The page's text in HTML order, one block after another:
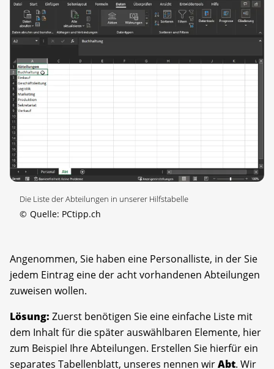
Die Liste der Abteilungen in unserer Hilfstabelle
© Quelle: PCtipp.ch
Angenommen, Sie haben eine Personalliste, in der Sie
jedem Eintrag eine der acht vorhandenen Abteilungen
zuweisen wollen.
Lösung: Zuerst benötigen Sie eine einfache Liste mit
dem Inhalt für die später auswählbaren Elemente, hier
zum Beispiel Ihre Abteilungen. Erstellen Sie hierfür ein
separates Tabellenblatt, unseres nennen wirAbt. Wir